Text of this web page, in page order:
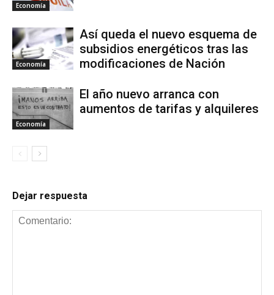
Economía
Economía
Así queda el nuevo esquema de
subsidios energéticos tras las
modificaciones de Nación
Economía
El año nuevo arranca con
aumentos de tarifas y alquileres
Dejar respuesta